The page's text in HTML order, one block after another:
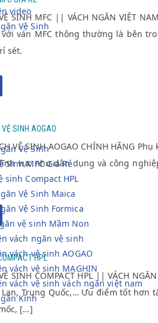
video
Vệ Sinh
Vệ Sinh
Sinh MFC Giá Rẻ
sinh Compact HPL
Vệ Sinh Maica
Vệ Sinh Formica
vệ sinh Mầm Non
vách ngăn vệ sinh
vách vệ sinh AOGAO
vách vệ sinh MAGHIN
vách vệ sinh vách ngăn việt nam
Kính
VỆ SINH MFC || VÁCH NGĂN VIỆT
ván MFC thông thường là bên
sét.
SINH AOGAO
VỆ SINH AOGAO CHÍNH HÃNG
vực như dân dụng và công
HPL
SINH COMPACT HPL || VÁCH
Trung Quốc,… Ưu điểm tốt hơn
[…]